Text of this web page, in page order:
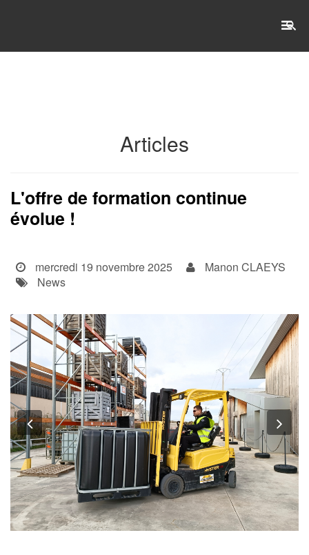
Articles
L'offre de formation continue
évolue !
mercredi 19 novembre 2025
Manon CLAEYS
News
Previous
L'établissement